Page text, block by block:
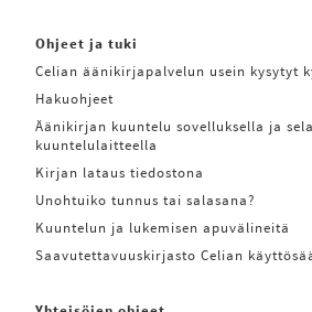
Ohjeet ja tuki
Celian äänikirjapalvelun usein kysytyt
Hakuohjeet
Äänikirjan kuuntelu sovelluksella ja
kuuntelulaitteella
Kirjan lataus tiedostona
Unohtuiko tunnus tai salasana?
Kuuntelun ja lukemisen apuvälineitä
Saavutettavuuskirjasto Celian